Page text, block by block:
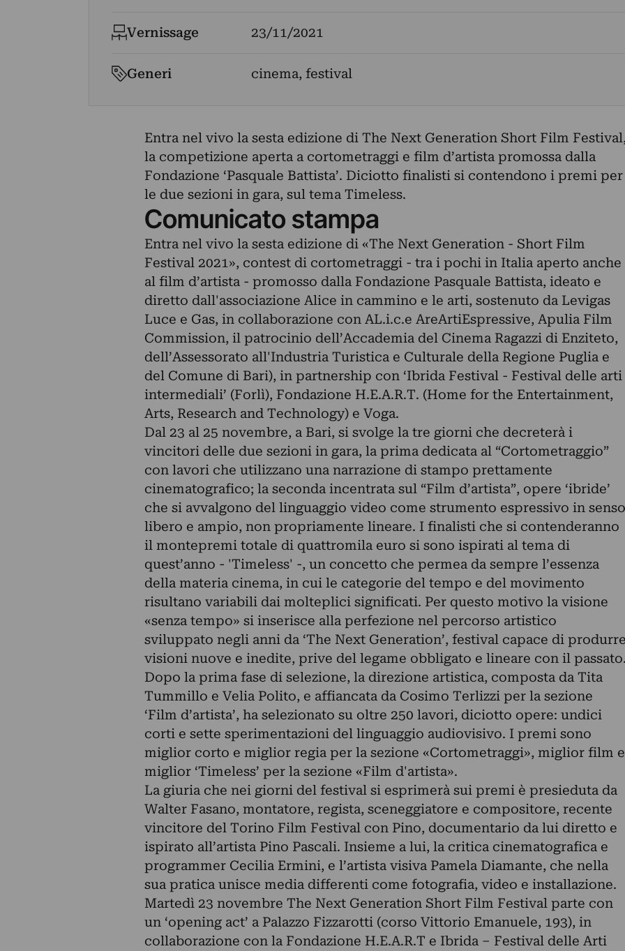
Vernissage 23/11/2021
Generi cinema, festival
Entra nel vivo la sesta edizione di The Next Generation Short Film
la competizione aperta a cortometraggi e film d’artista promossa dalla
Fondazione ‘Pasquale Battista’. Diciotto finalisti si contendono i premi per
le due sezioni in gara, sul tema Timeless.
Comunicato stampa
Entra nel vivo la sesta edizione di «The Next Generation - Short Film
Festival 2021», contest di cortometraggi - tra i pochi in Italia aperto anche
al film d’artista - promosso dalla Fondazione Pasquale Battista, ideato e
diretto dall'associazione Alice in cammino e le arti, sostenuto da Levigas
Luce e Gas, in collaborazione con AL.i.c.e AreArtiEspressive, Apulia Film
Commission, il patrocinio dell’Accademia del Cinema Ragazzi di Enziteto,
dell’Assessorato all'Industria Turistica e Culturale della Regione Puglia e
del Comune di Bari), in partnership con ‘Ibrida Festival - Festival delle arti
intermediali’ (Forlì), Fondazione H.E.A.R.T. (Home for the Entertainment,
Arts, Research and Technology) e Voga.
Dal 23 al 25 novembre, a Bari, si svolge la tre giorni che decreterà i
vincitori delle due sezioni in gara, la prima dedicata al “Cortometraggio”
con lavori che utilizzano una narrazione di stampo prettamente
cinematografico; la seconda incentrata sul “Film d’artista”, opere ‘ibride’
che si avvalgono del linguaggio video come strumento espressivo in senso
libero e ampio, non propriamente lineare. I finalisti che si contenderanno
il montepremi totale di quattromila euro si sono ispirati al tema di
quest’anno - 'Timeless' -, un concetto che permea da sempre l’essenza
della materia cinema, in cui le categorie del tempo e del movimento
risultano variabili dai molteplici significati. Per questo motivo la visione
«senza tempo» si inserisce alla perfezione nel percorso artistico
sviluppato negli anni da ‘The Next Generation’, festival capace di
visioni nuove e inedite, prive del legame obbligato e lineare con il
Dopo la prima fase di selezione, la direzione artistica, composta da Tita
Tummillo e Velia Polito, e affiancata da Cosimo Terlizzi per la sezione
‘Film d’artista’, ha selezionato su oltre 250 lavori, diciotto opere: undici
corti e sette sperimentazioni del linguaggio audiovisivo. I premi sono
miglior corto e miglior regia per la sezione «Cortometraggi», miglior film e
miglior ‘Timeless’ per la sezione «Film d'artista».
La giuria che nei giorni del festival si esprimerà sui premi è presieduta da
Walter Fasano, montatore, regista, sceneggiatore e compositore, recente
vincitore del Torino Film Festival con Pino, documentario da lui diretto e
ispirato all’artista Pino Pascali. Insieme a lui, la critica cinematografica e
programmer Cecilia Ermini, e l’artista visiva Pamela Diamante, che nella
sua pratica unisce media differenti come fotografia, video e installazione.
Martedì 23 novembre The Next Generation Short Film Festival parte con
un ‘opening act’ a Palazzo Fizzarotti (corso Vittorio Emanuele, 193), in
collaborazione con la Fondazione H.E.A.R.T e Ibrida – Festival delle Arti